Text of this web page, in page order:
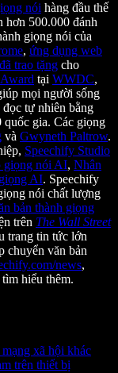
nói hàng đầu thế
hơn 500.000 đánh
giọng nói của
, ứng dụng web
trao tặng cho
tại WWDC,
mọi người sống
tự nhiên bằng
quốc gia. Các giọng
và Gwyneth Paltrow.
Speechify Studio
giọng nói AI, Nhân
AI. Speechify
nói chất lượng
bản thành giọng
trên The Wall Street
trang tin tức lớn
chuyển văn bản
news,
tìm hiểu thêm.
xã hội khác
trên thiết bị